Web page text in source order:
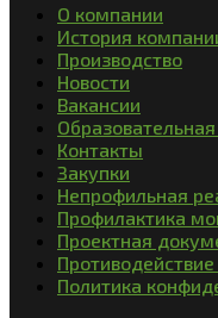
О компании
История
Производство
Новости
Вакансии
Контакты
Закупки
Непрофильная
Профилактика
Проектная
Политика